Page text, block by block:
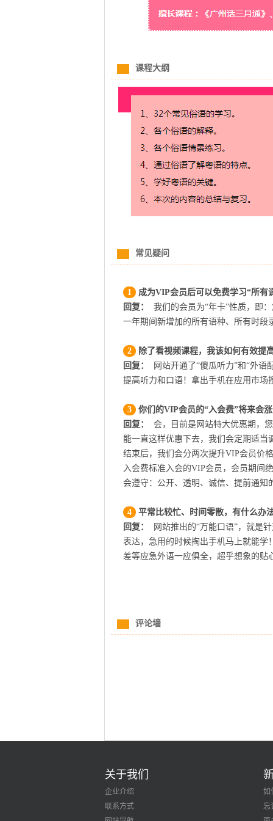
课程大纲
常见疑问
1
成为VIP会员后可以免费学习“所有
回复：
我们的会员为“年卡”性质，即
一年期间新增加的所有语种、所有时段
2
除了看视频课程，我该如何有效提
回复：
网站开通了“傻瓜听力”和“外语
提高听力和口语！拿出手机在应用市场
3
你们的VIP会员的“入会费”将来会
回复：
会，目前是网站特大优惠期，
能一直这样优惠下去，我们会定期适当
结束后，我们会分两次提升VIP会员价
入会费标准入会的VIP会员，会员期间
会遵守：公开、透明、诚信、提前通知
4
平常比较忙、时间零散，有什么办
回复：
网站推出的“万能口语”，就是
表达，急用的时候掏出手机马上就能学
差等应急外语一应俱全，超乎想象的贴
评论墙
关于我们
企业介绍
联系方式
如
忘